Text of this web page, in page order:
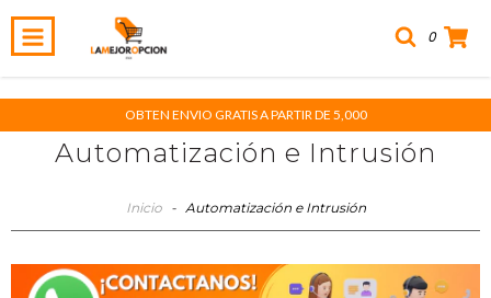
0
OBTEN ENVIO GRATIS A PARTIR DE 5,000
Automatización e Intrusión
Inicio - Automatización e Intrusión